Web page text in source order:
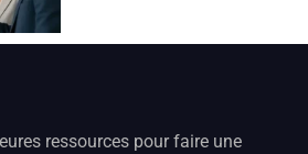
ressources pour faire une